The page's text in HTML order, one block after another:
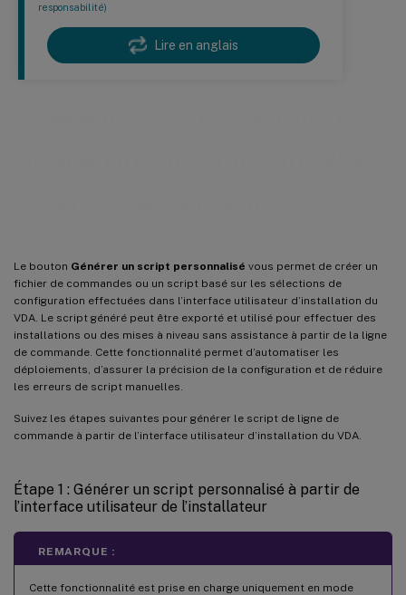
responsabilité)
Lire en anglais
Le bouton Générer un script personnalisé vous permet de créer un
fichier de commandes ou un script basé sur les sélections de
configuration effectuées dans l’interface utilisateur d’installation du
VDA. Le script généré peut être exporté et utilisé pour effectuer des
installations ou des mises à niveau sans assistance à partir de la ligne
de commande. Cette fonctionnalité permet d’automatiser les
déploiements, d’assurer la précision de la configuration et de réduire
les erreurs de script manuelles.
Suivez les étapes suivantes pour générer le script de ligne de
commande à partir de l’interface utilisateur d’installation du VDA.
Étape 1 : Générer un script personnalisé à partir de
l’interface utilisateur de l’installateur
REMARQUE :
Cette fonctionnalité est prise en charge uniquement en mode